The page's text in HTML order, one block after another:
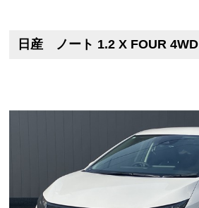
日産 ノート 1.2 X FOUR 4WD